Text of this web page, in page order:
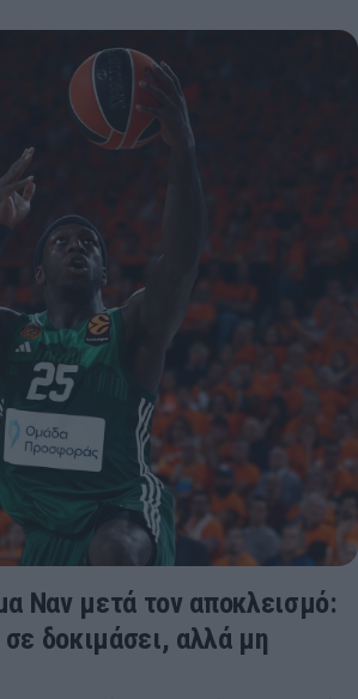
Ναν μετά τον αποκλεισμό:
σε δοκιμάσει, αλλά μη